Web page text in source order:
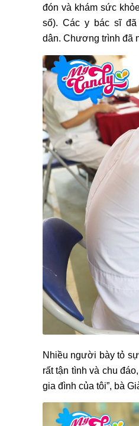
đón và khám sức
số). Các y bác sĩ
dân. Chương trình đã
Nhiều người bày tỏ
rất tận tình và chu
gia đình của tôi”, bà